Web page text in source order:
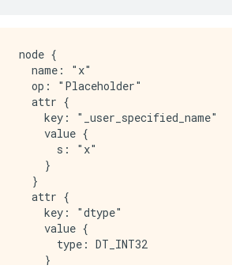
        def else_body():
nonlocal retval_,
            try:
                do_return = True
                retval_ = 0
            except:
                do_return = False
                raise
node {
  name: "x"
  op: "Placeholder"
  attr {
    key: "_user_specified_name"
    value {
      s: "x"
    }
  }
  attr {
    key: "dtype"
    value {
      type: DT_INT32
    }